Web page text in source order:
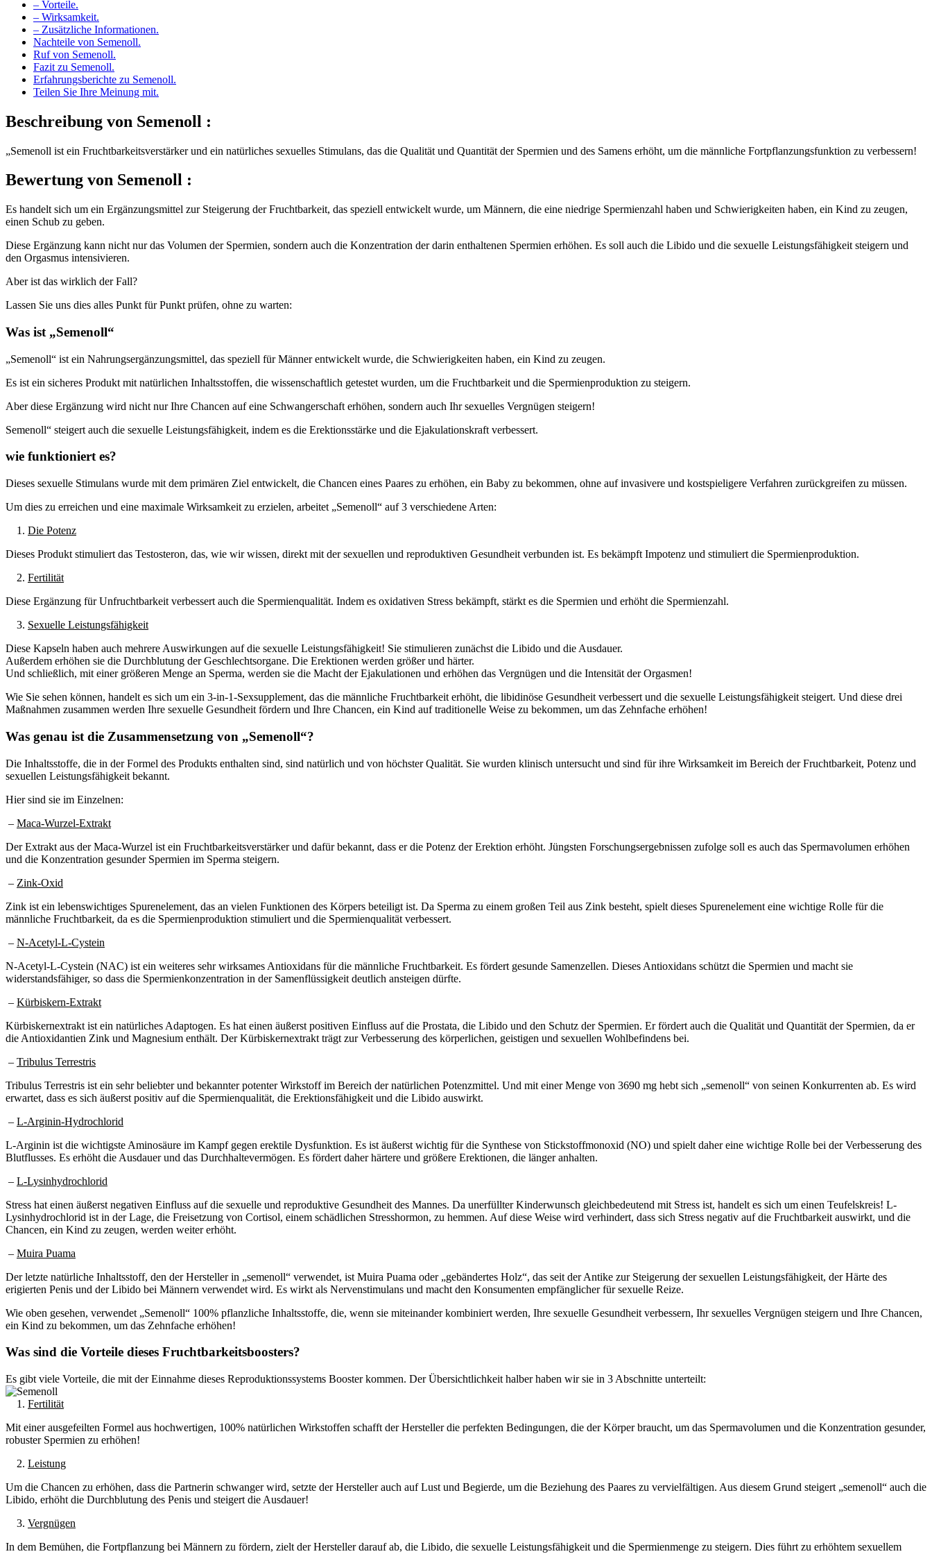
– Vorteile.
– Wirksamkeit.
– Zusätzliche Informationen.
Nachteile von Semenoll.
Ruf von Semenoll.
Fazit zu Semenoll.
Erfahrungsberichte zu Semenoll.
Teilen Sie Ihre Meinung mit.
Beschreibung von Semenoll :
„Semenoll ist ein Fruchtbarkeitsverstärker und ein natürliches sexuelles Stimulans, das die Qualität und Quantität der Spermien und des Samens erhöht, um die männliche Fortpflanzungsfunktion zu verbessern!
Bewertung von Semenoll :
Es handelt sich um ein Ergänzungsmittel zur Steigerung der Fruchtbarkeit, das speziell entwickelt wurde, um Männern, die eine niedrige Spermienzahl haben und Schwierigkeiten haben, ein Kind zu zeugen,
einen Schub zu geben.
Diese Ergänzung kann nicht nur das Volumen der Spermien, sondern auch die Konzentration der darin enthaltenen Spermien erhöhen. Es soll auch die Libido und die sexuelle Leistungsfähigkeit steigern und
den Orgasmus intensivieren.
Aber ist das wirklich der Fall?
Lassen Sie uns dies alles Punkt für Punkt prüfen, ohne zu warten:
Was ist „Semenoll“
„Semenoll“ ist ein Nahrungsergänzungsmittel, das speziell für Männer entwickelt wurde, die Schwierigkeiten haben, ein Kind zu zeugen.
Es ist ein sicheres Produkt mit natürlichen Inhaltsstoffen, die wissenschaftlich getestet wurden, um die Fruchtbarkeit und die Spermienproduktion zu steigern.
Aber diese Ergänzung wird nicht nur Ihre Chancen auf eine Schwangerschaft erhöhen, sondern auch Ihr sexuelles Vergnügen steigern!
Semenoll“ steigert auch die sexuelle Leistungsfähigkeit, indem es die Erektionsstärke und die Ejakulationskraft verbessert.
wie funktioniert es?
Dieses sexuelle Stimulans wurde mit dem primären Ziel entwickelt, die Chancen eines Paares zu erhöhen, ein Baby zu bekommen, ohne auf invasivere und kostspieligere Verfahren zurückgreifen zu müssen.
Um dies zu erreichen und eine maximale Wirksamkeit zu erzielen, arbeitet „Semenoll“ auf 3 verschiedene Arten:
1. Die Potenz
Dieses Produkt stimuliert das Testosteron, das, wie wir wissen, direkt mit der sexuellen und reproduktiven Gesundheit verbunden ist. Es bekämpft Impotenz und stimuliert die Spermienproduktion.
2. Fertilität
Diese Ergänzung für Unfruchtbarkeit verbessert auch die Spermienqualität. Indem es oxidativen Stress bekämpft, stärkt es die Spermien und erhöht die Spermienzahl.
3. Sexuelle Leistungsfähigkeit
Diese Kapseln haben auch mehrere Auswirkungen auf die sexuelle Leistungsfähigkeit! Sie stimulieren zunächst die Libido und die Ausdauer.
Außerdem erhöhen sie die Durchblutung der Geschlechtsorgane. Die Erektionen werden größer und härter.
Und schließlich, mit einer größeren Menge an Sperma, werden sie die Macht der Ejakulationen und erhöhen das Vergnügen und die Intensität der Orgasmen!
Wie Sie sehen können, handelt es sich um ein 3-in-1-Sexsupplement, das die männliche Fruchtbarkeit erhöht, die libidinöse Gesundheit verbessert und die sexuelle Leistungsfähigkeit steigert. Und diese drei
Maßnahmen zusammen werden Ihre sexuelle Gesundheit fördern und Ihre Chancen, ein Kind auf traditionelle Weise zu bekommen, um das Zehnfache erhöhen!
Was genau ist die Zusammensetzung von „Semenoll“?
Die Inhaltsstoffe, die in der Formel des Produkts enthalten sind, sind natürlich und von höchster Qualität. Sie wurden klinisch untersucht und sind für ihre Wirksamkeit im Bereich der Fruchtbarkeit, Potenz und
sexuellen Leistungsfähigkeit bekannt.
Hier sind sie im Einzelnen:
– Maca-Wurzel-Extrakt
Der Extrakt aus der Maca-Wurzel ist ein Fruchtbarkeitsverstärker und dafür bekannt, dass er die Potenz der Erektion erhöht. Jüngsten Forschungsergebnissen zufolge soll es auch das Spermavolumen erhöhen
und die Konzentration gesunder Spermien im Sperma steigern.
– Zink-Oxid
Zink ist ein lebenswichtiges Spurenelement, das an vielen Funktionen des Körpers beteiligt ist. Da Sperma zu einem großen Teil aus Zink besteht, spielt dieses Spurenelement eine wichtige Rolle für die
männliche Fruchtbarkeit, da es die Spermienproduktion stimuliert und die Spermienqualität verbessert.
– N-Acetyl-L-Cystein
N-Acetyl-L-Cystein (NAC) ist ein weiteres sehr wirksames Antioxidans für die männliche Fruchtbarkeit. Es fördert gesunde Samenzellen. Dieses Antioxidans schützt die Spermien und macht sie
widerstandsfähiger, so dass die Spermienkonzentration in der Samenflüssigkeit deutlich ansteigen dürfte.
– Kürbiskern-Extrakt
Kürbiskernextrakt ist ein natürliches Adaptogen. Es hat einen äußerst positiven Einfluss auf die Prostata, die Libido und den Schutz der Spermien. Er fördert auch die Qualität und Quantität der Spermien, da er
die Antioxidantien Zink und Magnesium enthält. Der Kürbiskernextrakt trägt zur Verbesserung des körperlichen, geistigen und sexuellen Wohlbefindens bei.
– Tribulus Terrestris
Tribulus Terrestris ist ein sehr beliebter und bekannter potenter Wirkstoff im Bereich der natürlichen Potenzmittel. Und mit einer Menge von 3690 mg hebt sich „semenoll“ von seinen Konkurrenten ab. Es wird
erwartet, dass es sich äußerst positiv auf die Spermienqualität, die Erektionsfähigkeit und die Libido auswirkt.
– L-Arginin-Hydrochlorid
L-Arginin ist die wichtigste Aminosäure im Kampf gegen erektile Dysfunktion. Es ist äußerst wichtig für die Synthese von Stickstoffmonoxid (NO) und spielt daher eine wichtige Rolle bei der Verbesserung des
Blutflusses. Es erhöht die Ausdauer und das Durchhaltevermögen. Es fördert daher härtere und größere Erektionen, die länger anhalten.
– L-Lysinhydrochlorid
Stress hat einen äußerst negativen Einfluss auf die sexuelle und reproduktive Gesundheit des Mannes. Da unerfüllter Kinderwunsch gleichbedeutend mit Stress ist, handelt es sich um einen Teufelskreis! L-
Lysinhydrochlorid ist in der Lage, die Freisetzung von Cortisol, einem schädlichen Stresshormon, zu hemmen. Auf diese Weise wird verhindert, dass sich Stress negativ auf die Fruchtbarkeit auswirkt, und die
Chancen, ein Kind zu zeugen, werden weiter erhöht.
– Muira Puama
Der letzte natürliche Inhaltsstoff, den der Hersteller in „semenoll“ verwendet, ist Muira Puama oder „gebändertes Holz“, das seit der Antike zur Steigerung der sexuellen Leistungsfähigkeit, der Härte des
erigierten Penis und der Libido bei Männern verwendet wird. Es wirkt als Nervenstimulans und macht den Konsumenten empfänglicher für sexuelle Reize.
Wie oben gesehen, verwendet „Semenoll“ 100% pflanzliche Inhaltsstoffe, die, wenn sie miteinander kombiniert werden, Ihre sexuelle Gesundheit verbessern, Ihr sexuelles Vergnügen steigern und Ihre Chancen,
ein Kind zu bekommen, um das Zehnfache erhöhen!
Was sind die Vorteile dieses Fruchtbarkeitsboosters?
Es gibt viele Vorteile, die mit der Einnahme dieses Reproduktionssystems Booster kommen. Der Übersichtlichkeit halber haben wir sie in 3 Abschnitte unterteilt:
1. Fertilität
Mit einer ausgefeilten Formel aus hochwertigen, 100% natürlichen Wirkstoffen schafft der Hersteller die perfekten Bedingungen, die der Körper braucht, um das Spermavolumen und die Konzentration gesunder,
robuster Spermien zu erhöhen!
2. Leistung
Um die Chancen zu erhöhen, dass die Partnerin schwanger wird, setzte der Hersteller auch auf Lust und Begierde, um die Beziehung des Paares zu vervielfältigen. Aus diesem Grund steigert „semenoll“ auch die
Libido, erhöht die Durchblutung des Penis und steigert die Ausdauer!
3. Vergnügen
In dem Bemühen, die Fortpflanzung bei Männern zu fördern, zielt der Hersteller darauf ab, die Libido, die sexuelle Leistungsfähigkeit und die Spermienmenge zu steigern. Dies führt zu erhöhtem sexuellem